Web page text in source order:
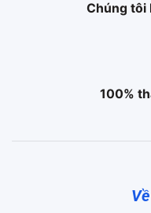
Chúng tôi
100%